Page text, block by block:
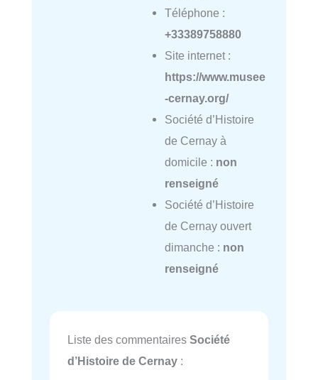
Téléphone :
+33389758880
Site internet :
https://www.musee
-cernay.org/
Société d’Histoire
de Cernay à
domicile : non
renseigné
Société d’Histoire
de Cernay ouvert
dimanche : non
renseigné
Liste des commentaires Société
d’Histoire de Cernay :